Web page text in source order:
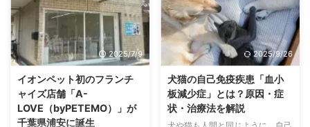
事長：松波英寿）は運営する松波
総合病院（岐阜県羽島郡笠松町）
に、日本で初めて病院附設の「ペ
ットおあずかりセンター（Your
pet in hospital）」を開設しまし
た。 そして、連携推進法人のパ
ートナーである海津市医師会病院
（岐阜県海津市）の協力のもと、
「ペットと一緒に入院できる病棟
疾患です。 本記事では、犬や猫
における腎臓病の基礎知識から、
具体的な症状、治療法、予防法ま
でをわかりやすくご紹介します。
大切な家族であるペットの健康を
さい。 この記事の結論 腎臓病は
完治が難しく、治療と日常ケアで
進行を抑える 食事療法や内服
2025/7/9
イオンペット初のフランチ
ャイズ店舗「A-
LOVE（byPETEMO）」が
千葉県浦安に誕生
2025/9/26
犬猫の自己免疫疾患「血小
板減少症」とは？原因・症
状・治療法を解説